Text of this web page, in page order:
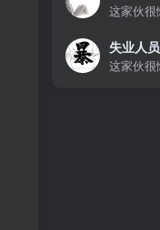
失业人员